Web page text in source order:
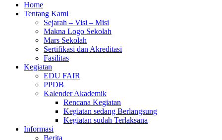
Home
Tentang Kami
Sejarah – Visi – Misi
Makna Logo Sekolah
Mars Sekolah
Sertifikasi dan Akreditasi
Fasilitas
Kegiatan
EDU FAIR
PPDB
Kalender Akademik
Rencana Kegiatan
Kegiatan sedang Berlangsung
Kegiatan sudah Terlaksana
Informasi
Berita